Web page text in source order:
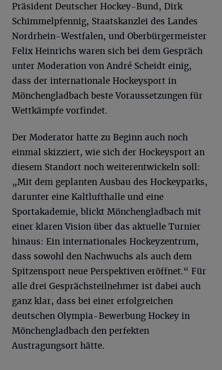
Präsident Deutscher Hockey-Bund, Dirk
Schimmelpfennig, Staatskanzlei des Landes
Nordrhein-Westfalen, und Oberbürgermeister
Felix Heinrichs waren sich bei dem Gespräch
unter Moderation von André Scheidt einig,
dass der internationale Hockeysport in
Mönchengladbach beste Voraussetzungen für
Wettkämpfe vorfindet.
Der Moderator hatte zu Beginn auch noch
einmal skizziert, wie sich der Hockeysport an
diesem Standort noch weiterentwickeln soll:
„Mit dem geplanten Ausbau des Hockeyparks,
darunter eine Kaltlufthalle und eine
Sportakademie, blickt Mönchengladbach mit
einer klaren Vision über das aktuelle Turnier
hinaus: Ein internationales Hockeyzentrum,
dass sowohl den Nachwuchs als auch dem
Spitzensport neue Perspektiven eröffnet.“ Für
alle drei Gesprächsteilnehmer ist dabei auch
ganz klar, dass bei einer erfolgreichen
deutschen Olympia-Bewerbung Hockey in
Mönchengladbach den perfekten
Austragungsort hätte.